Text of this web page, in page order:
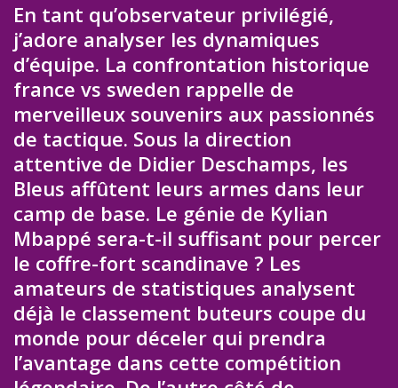
En tant qu’observateur privilégié,
j’adore analyser les dynamiques
d’équipe. La confrontation historique
france vs sweden rappelle de
merveilleux souvenirs aux passionnés
de tactique. Sous la direction
attentive de Didier Deschamps, les
Bleus affûtent leurs armes dans leur
camp de base. Le génie de Kylian
Mbappé sera-t-il suffisant pour percer
le coffre-fort scandinave ? Les
amateurs de statistiques analysent
déjà le classement buteurs coupe du
monde pour déceler qui prendra
l’avantage dans cette compétition